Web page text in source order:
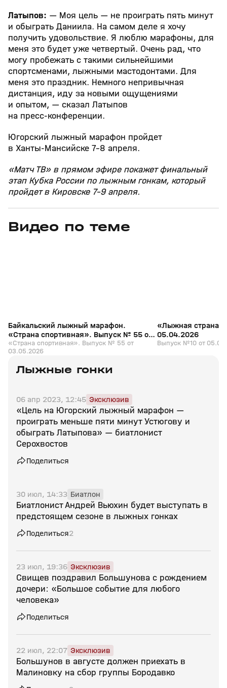
Латыпов: — Моя цель — не проиграть пять минут
и обыграть Даниила. На самом деле я хочу
получить удовольствие. Я люблю марафоны, для
меня это будет уже четвертый. Очень рад, что
могу пробежать с такими сильнейшими
спортсменами, лыжными мастодонтами. Для
меня это праздник. Немного непривычная
дистанция, иду за новыми ощущениями
и опытом, — сказал Латыпов
на пресс‑конференции.
Югорский лыжный марафон пройдет
в Ханты‑Мансийске 7–8 апреля.
«Матч ТВ» в прямом эфире покажет финальный
этап Кубка России по лыжным гонкам, который
пройдет в Кировске 7–9 апреля.
Видео по теме
03 мая, 16:30
Байкальский лыжный марафон.
«Страна спортивная». Выпуск № 55 от
03.05.2026
«Страна спортивная». Выпуск № 55 от
03.05.2026
«Лыжная
05.04.2026
Выпуск №10 от
Лыжные гонки
06 апр 2023, 12:45 Эксклюзив
«Цель на Югорский лыжный марафон —
проиграть меньше пяти минут Устюгову и
обыграть Латыпова» — биатлонист
Серохвостов
Поделиться
30 июл, 14:33 Биатлон
Биатлонист Андрей Вьюхин будет выступать в
предстоящем сезоне в лыжных гонках
Поделиться2
23 июл, 19:36 Эксклюзив
Свищев поздравил Большунова с рождением
дочери: «Большое событие для любого
человека»
Поделиться
22 июл, 22:07 Эксклюзив
Большунов в августе должен приехать в
Малиновку на сбор группы Бородавко